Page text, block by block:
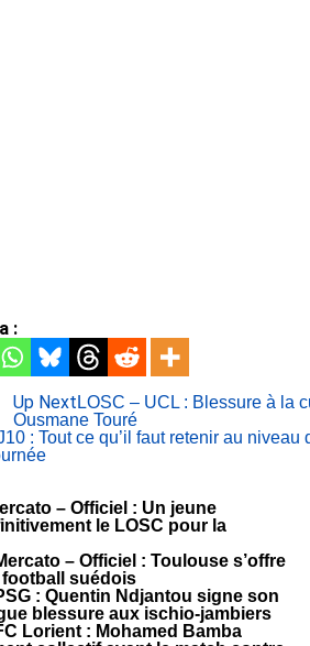
:
Up Next LOSC – UCL : Blessure à la
Ousmane Touré
: Tout ce qu’il faut retenir au niveau
– Officiel : Un jeune
le LOSC pour la
– Officiel : Toulouse s’offre
suédois
: Quentin Ndjantou signe son
blessure aux ischio-jambiers
Lorient : Mohamed Bamba